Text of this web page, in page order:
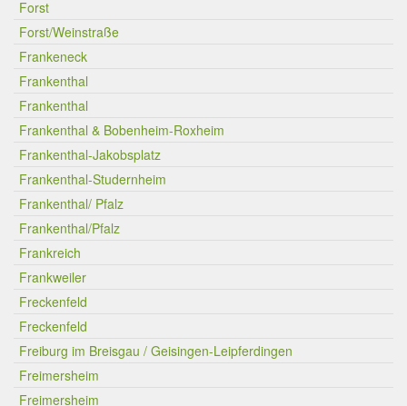
Forst
Forst/Weinstraße
Frankeneck
Frankenthal
Frankenthal
Frankenthal & Bobenheim-Roxheim
Frankenthal-Jakobsplatz
Frankenthal-Studernheim
Frankenthal/ Pfalz
Frankenthal/Pfalz
Frankreich
Frankweiler
Freckenfeld
Freckenfeld
Freiburg im Breisgau / Geisingen-Leipferdingen
Freimersheim
Freimersheim